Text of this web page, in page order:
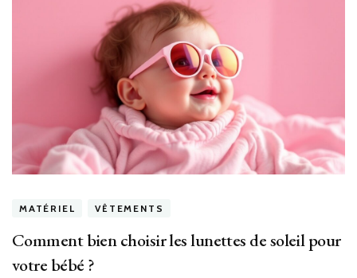
MATÉRIEL VÊTEMENTS
Comment bien choisir les lunettes de soleil pour
votre bébé ?